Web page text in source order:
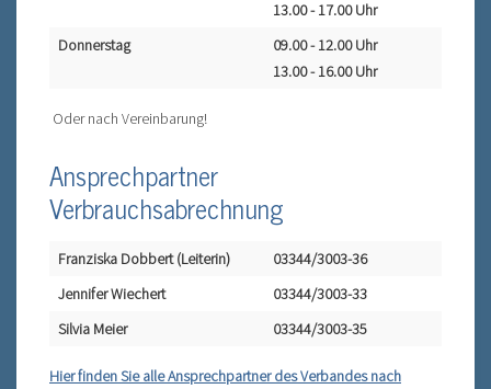
13.00 - 17.00 Uhr
Donnerstag
09.00 - 12.00 Uhr
13.00 - 16.00 Uhr
Oder nach Vereinbarung!
Ansprechpartner
Verbrauchsabrechnung
Franziska Dobbert (Leiterin)
03344/3003-36
Jennifer Wiechert
03344/3003-33
Silvia Meier
03344/3003-35
Hier finden Sie alle Ansprechpartner des Verbandes nach